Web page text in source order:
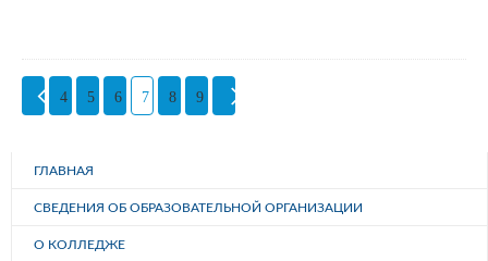
4 5 6 7 8 9
ГЛАВНАЯ
СВЕДЕНИЯ ОБ ОБРАЗОВАТЕЛЬНОЙ ОРГАНИЗАЦИИ
О КОЛЛЕДЖЕ